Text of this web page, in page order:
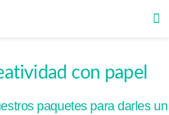
con papel
paquetes para darles un